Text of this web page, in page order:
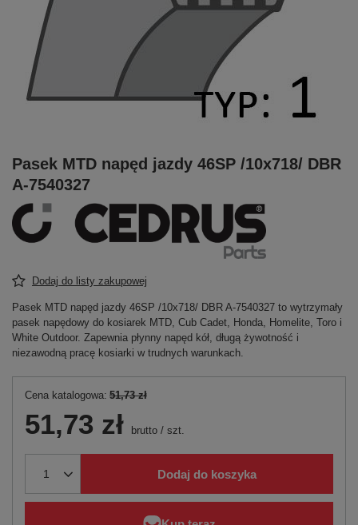
Pasek MTD napęd jazdy 46SP /10x718/ DBR
A-7540327
Dodaj do listy zakupowej
Pasek MTD napęd jazdy 46SP /10x718/ DBR A-7540327 to wytrzymały
pasek napędowy do kosiarek MTD, Cub Cadet, Honda, Homelite, Toro i
White Outdoor. Zapewnia płynny napęd kół, długą żywotność i
niezawodną pracę kosiarki w trudnych warunkach.
Cena katalogowa: 51,73 zł
51,73 zł brutto / szt.
Dodaj do koszyka